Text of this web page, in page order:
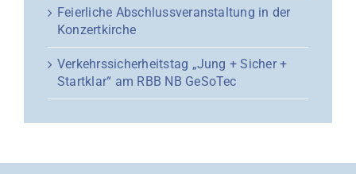
Feierliche Abschlussveranstaltung in der
Konzertkirche
Verkehrssicherheitstag „Jung + Sicher +
Startklar“ am RBB NB GeSoTec